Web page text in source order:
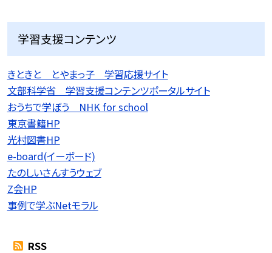
学習支援コンテンツ
きときと とやまっ子 学習応援サイト
文部科学省 学習支援コンテンツポータルサイト
おうちで学ぼう NHK for school
東京書籍HP
光村図書HP
e-board(イーボード)
たのしいさんすうウェブ
Z会HP
事例で学ぶNetモラル
RSS